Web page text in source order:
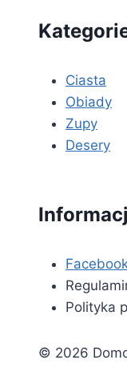
Ciasta
Obiady
Zupy
Desery
Polityka
© 2026